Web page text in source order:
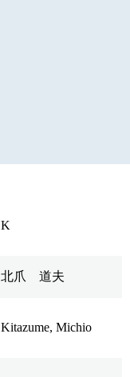
K
北爪 道夫
Kitazume, Michio